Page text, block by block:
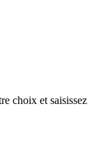
choix et saisissez